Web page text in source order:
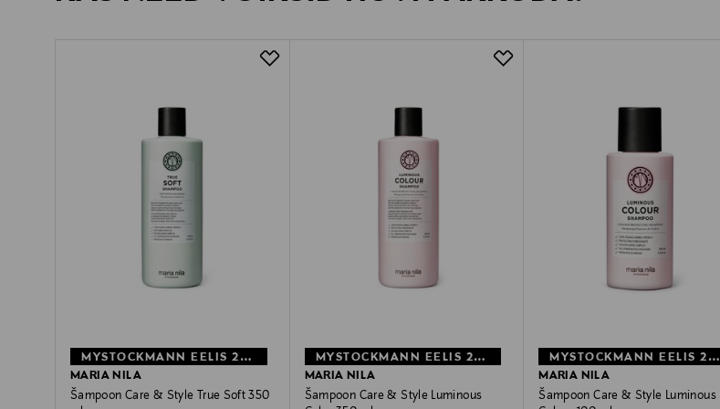
MYSTOCKMANN EELIS 26%
MARIA NILA
Šampoon Care & Style True Soft 350
MYSTOCKMANN EELIS 26%
MARIA NILA
Šampoon Care & Style Luminous
MYSTOCKMANN EELIS 25%
MARIA NILA
Šampoon Care & Style Luminous